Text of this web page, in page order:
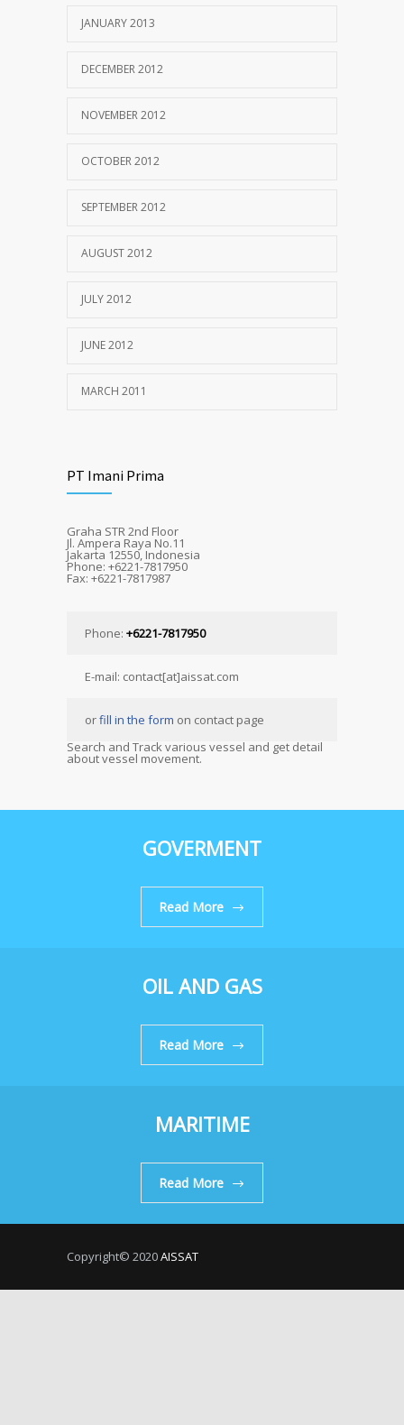
JANUARY 2013
DECEMBER 2012
NOVEMBER 2012
OCTOBER 2012
SEPTEMBER 2012
AUGUST 2012
JULY 2012
JUNE 2012
MARCH 2011
PT Imani Prima
Graha STR 2nd Floor
Jl. Ampera Raya No.11
Jakarta 12550, Indonesia
Phone: +6221-7817950
Fax: +6221-7817987
Phone: +6221-7817950
E-mail: contact[at]aissat.com
orfill in the form on contact page
Search and Track various vessel and get detail
about vessel movement.
GOVERMENT
Read More
OIL AND GAS
Read More
MARITIME
Read More
Copyright© 2020AISSAT